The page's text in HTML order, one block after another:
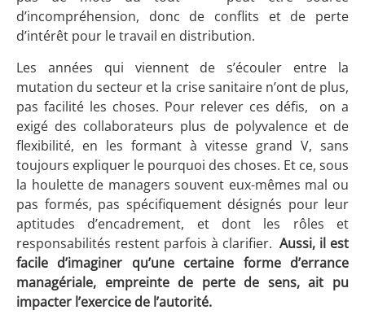
d’incompréhension, donc de conflits et de perte
d’intérêt pour le travail en distribution.
Les années qui viennent de s’écouler entre la
mutation du secteur et la crise sanitaire n’ont de plus,
pas facilité les choses. Pour relever ces défis, on a
exigé des collaborateurs plus de polyvalence et de
flexibilité, en les formant à vitesse grand V, sans
toujours expliquer le pourquoi des choses. Et ce, sous
la houlette de managers souvent eux-mêmes mal ou
pas formés, pas spécifiquement désignés pour leur
aptitudes d’encadrement, et dont les rôles et
responsabilités restent parfois à clarifier.Aussi, il est
facile d’imaginer qu’une certaine forme d’errance
managériale, empreinte de perte de sens, ait pu
impacter l’exercice de l’autorité.